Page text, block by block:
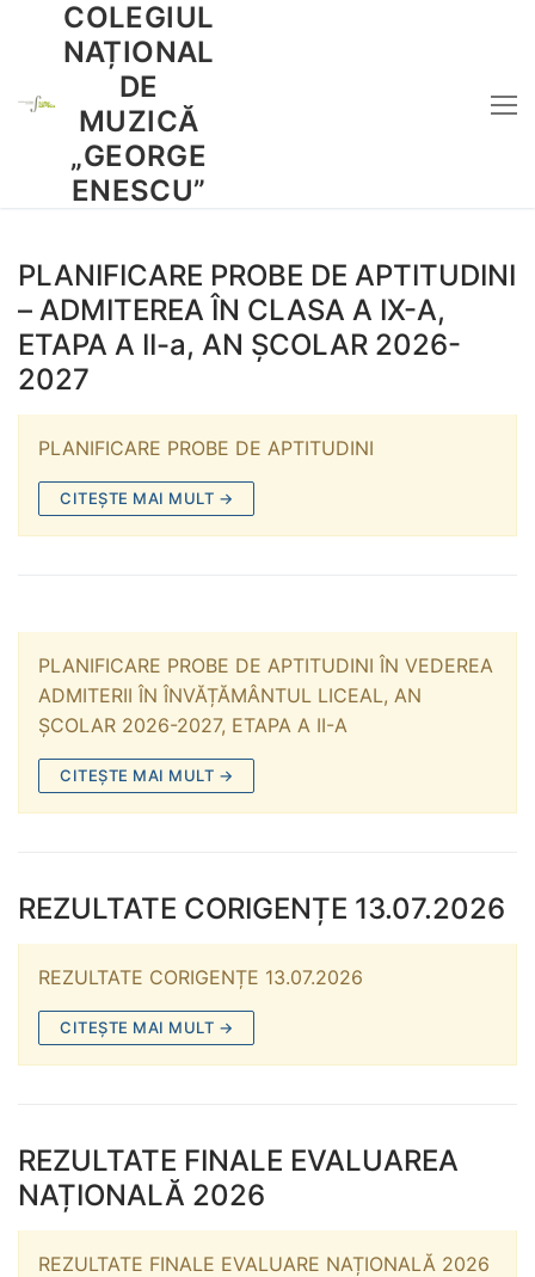
COLEGIUL
NAȚIONAL
DE
MUZICĂ
„GEORGE
ENESCU”
PLANIFICARE PROBE DE APTITUDINI
– ADMITEREA ÎN CLASA A IX-A,
ETAPA A II-a, AN ȘCOLAR 2026-
2027
PLANIFICARE PROBE DE APTITUDINI
CITEȘTE MAI MULT →
PLANIFICARE PROBE DE APTITUDINI ÎN VEDEREA
ADMITERII ÎN ÎNVĂȚĂMÂNTUL LICEAL, AN
ȘCOLAR 2026-2027, ETAPA A II-A
CITEȘTE MAI MULT →
REZULTATE CORIGENȚE 13.07.2026
REZULTATE CORIGENȚE 13.07.2026
CITEȘTE MAI MULT →
REZULTATE FINALE EVALUAREA
NAȚIONALĂ 2026
REZULTATE FINALE EVALUARE NAȚIONALĂ 2026